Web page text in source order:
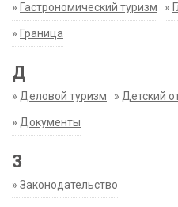
» Гастрономический туризм »
» Граница
Д
» Деловой туризм » Детский
» Документы
З
» Законодательство